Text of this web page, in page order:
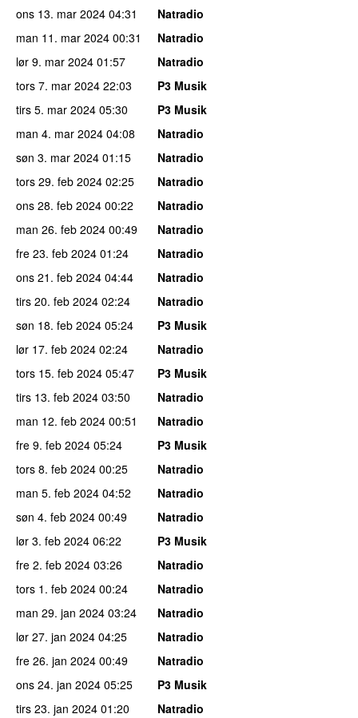
ons 13. mar 2024 04:31
Natradio
man 11. mar 2024 00:31
Natradio
lør 9. mar 2024 01:57
Natradio
tors 7. mar 2024 22:03
P3 Musik
tirs 5. mar 2024 05:30
P3 Musik
man 4. mar 2024 04:08
Natradio
søn 3. mar 2024 01:15
Natradio
tors 29. feb 2024 02:25
Natradio
ons 28. feb 2024 00:22
Natradio
man 26. feb 2024 00:49
Natradio
fre 23. feb 2024 01:24
Natradio
ons 21. feb 2024 04:44
Natradio
tirs 20. feb 2024 02:24
Natradio
søn 18. feb 2024 05:24
P3 Musik
lør 17. feb 2024 02:24
Natradio
tors 15. feb 2024 05:47
P3 Musik
tirs 13. feb 2024 03:50
Natradio
man 12. feb 2024 00:51
Natradio
fre 9. feb 2024 05:24
P3 Musik
tors 8. feb 2024 00:25
Natradio
man 5. feb 2024 04:52
Natradio
søn 4. feb 2024 00:49
Natradio
lør 3. feb 2024 06:22
P3 Musik
fre 2. feb 2024 03:26
Natradio
tors 1. feb 2024 00:24
Natradio
man 29. jan 2024 03:24
Natradio
lør 27. jan 2024 04:25
Natradio
fre 26. jan 2024 00:49
Natradio
ons 24. jan 2024 05:25
P3 Musik
tirs 23. jan 2024 01:20
Natradio